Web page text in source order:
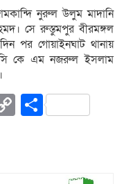
নুরুল উলুম মাদানি
সে রুস্তুমপুর বীরমঙ্গল
পর গোয়াইনঘাট থানায়
কে এম নজরুল ইসলাম
CopyShare